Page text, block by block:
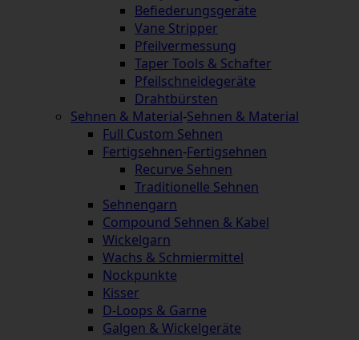
Befiederungsgeräte
Vane Stripper
Pfeilvermessung
Taper Tools & Schafter
Pfeilschneidegeräte
Drahtbürsten
Sehnen & Material-Sehnen & Material
Full Custom Sehnen
Fertigsehnen-Fertigsehnen
Recurve Sehnen
Traditionelle Sehnen
Sehnengarn
Compound Sehnen & Kabel
Wickelgarn
Wachs & Schmiermittel
Nockpunkte
Kisser
D-Loops & Garne
Galgen & Wickelgeräte